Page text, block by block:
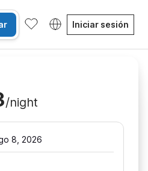
Iniciar sesión
/night
8, 2026